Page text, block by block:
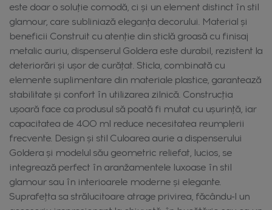
este doar o soluție comodă, ci și un element distinct în stil
glamour, care subliniază eleganța decorului. Material și
beneficii Construit cu atenție din sticlă groasă cu finisaj
metalic auriu, dispenserul Goldera este durabil, rezistent la
deteriorări și ușor de curățat. Sticla, combinată cu
elemente suplimentare din materiale plastice, garantează
stabilitate și confort în utilizarea zilnică. Construcția
ușoară face ca produsul să poată fi mutat cu ușurință, iar
capacitatea de 400 ml reduce necesitatea reumplerii
frecvente. Design și stil Culoarea aurie a dispenserului
Goldera și modelul său geometric reliefat, lucios, se
integrează perfect în aranžamentele luxoase în stil
glamour sau în interioarele moderne și elegante.
Suprafețta sa strălucitoare atrage privirea, făcându-l un